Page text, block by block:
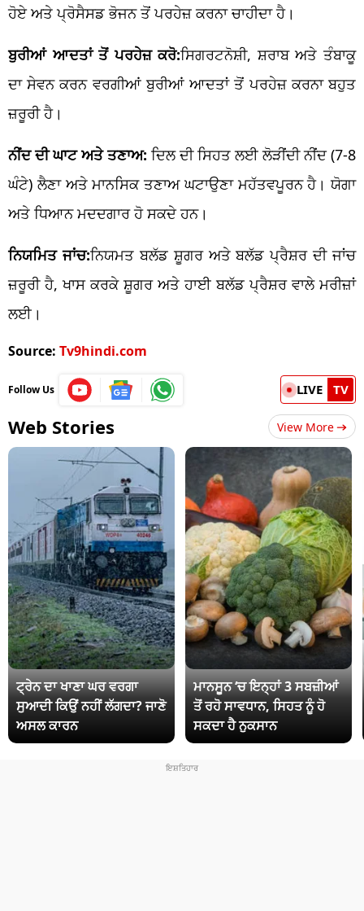
ਹੋਏ ਅਤੇ ਪ੍ਰੋਸੈਸਡ ਭੋਜਨ ਤੋਂ ਪਰਹੇਜ਼ ਕਰਨਾ ਚਾਹੀਦਾ ਹੈ।
ਬੁਰੀਆਂ ਆਦਤਾਂ ਤੋਂ ਪਰਹੇਜ਼ ਕਰੋ:ਸਿਗਰਟਨੋਸ਼ੀ, ਸ਼ਰਾਬ ਅਤੇ ਤੰਬਾਕੂ
ਦਾ ਸੇਵਨ ਕਰਨ ਵਰਗੀਆਂ ਬੁਰੀਆਂ ਆਦਤਾਂ ਤੋਂ ਪਰਹੇਜ਼ ਕਰਨਾ ਬਹੁਤ
ਜ਼ਰੂਰੀ ਹੈ।
ਨੀਂਦ ਦੀ ਘਾਟ ਅਤੇ ਤਣਾਅ: ਦਿਲ ਦੀ ਸਿਹਤ ਲਈ ਲੋੜੀਂਦੀ ਨੀਂਦ (7-8
ਘੰਟੇ) ਲੈਣਾ ਅਤੇ ਮਾਨਸਿਕ ਤਣਾਅ ਘਟਾਉਣਾ ਮਹੱਤਵਪੂਰਨ ਹੈ। ਯੋਗਾ
ਅਤੇ ਧਿਆਨ ਮਦਦਗਾਰ ਹੋ ਸਕਦੇ ਹਨ।
ਨਿਯਮਿਤ ਜਾਂਚ:ਨਿਯਮਤ ਬਲੱਡ ਸ਼ੂਗਰ ਅਤੇ ਬਲੱਡ ਪ੍ਰੈਸ਼ਰ ਦੀ ਜਾਂਚ
ਜ਼ਰੂਰੀ ਹੈ, ਖਾਸ ਕਰਕੇ ਸ਼ੂਗਰ ਅਤੇ ਹਾਈ ਬਲੱਡ ਪ੍ਰੈਸ਼ਰ ਵਾਲੇ ਮਰੀਜ਼ਾਂ
ਲਈ।
Source: Tv9hindi.com
Follow Us LIVE TV
Web Stories View More
ਟ੍ਰੇਨ ਦਾ ਖਾਣਾ ਘਰ ਵਰਗਾ
ਸੁਆਦੀ ਕਿਉਂ ਨਹੀਂ ਲੱਗਦਾ? ਜਾਣੋ
ਅਸਲ ਕਾਰਨ
ਮਾਨਸੂਨ ‘ਚ ਇਨ੍ਹਾਂ 3 ਸਬਜ਼ੀਆਂ
ਤੋਂ ਰਹੋ ਸਾਵਧਾਨ, ਸਿਹਤ ਨੂੰ ਹੋ
ਸਕਦਾ ਹੈ ਨੁਕਸਾਨ